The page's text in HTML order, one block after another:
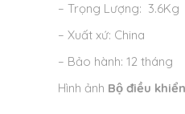
– Trọng Lượng: 3.6Kg
– Xuất xứ: China
– Bảo hành: 12 tháng
Hình ảnh Bộ điều